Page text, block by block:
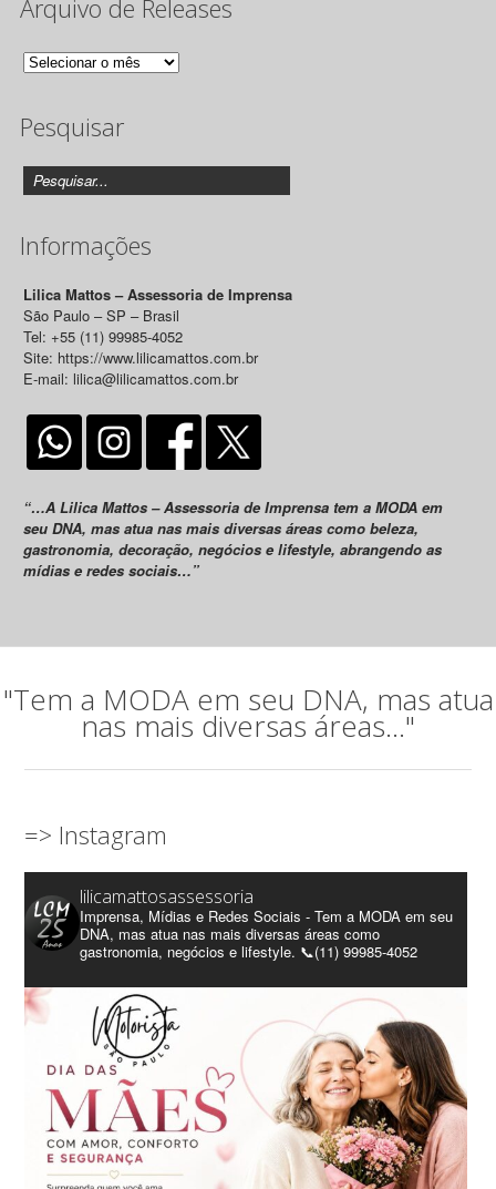
Arquivo de Releases
Arquivo
Releases
Pesquisar
Informações
Lilica Mattos – Assessoria de Imprensa
São Paulo – SP – Brasil
Tel: +55 (11) 99985-4052
Site: https://www.lilicamattos.com.br
E-mail: lilica@lilicamattos.com.br
“…A Lilica Mattos – Assessoria de Imprensa tem a MODA em
seu DNA, mas atua nas mais diversas áreas como beleza,
gastronomia, decoração, negócios e lifestyle, abrangendo as
mídias e redes sociais…”
"Tem a MODA em seu DNA, mas atua
nas mais diversas áreas..."
=> Instagram
lilicamattosassessoria
Imprensa, Mídias e Redes Sociais - Tem a MODA em seu
DNA, mas atua nas mais diversas áreas como
gastronomia, negócios e lifestyle. 📞(11) 99985-4052